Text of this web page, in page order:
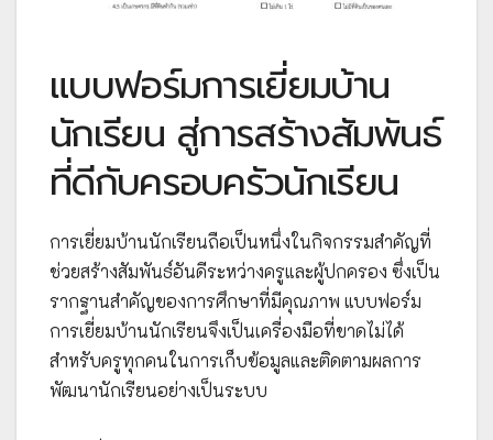
แบบฟอร์มการเยี่ยมบ้าน
นักเรียน สู่การสร้างสัมพันธ์
ที่ดีกับครอบครัวนักเรียน
การเยี่ยมบ้านนักเรียนถือเป็นหนึ่งในกิจกรรมสำคัญที่
ช่วยสร้างสัมพันธ์อันดีระหว่างครูและผู้ปกครอง ซึ่งเป็น
รากฐานสำคัญของการศึกษาที่มีคุณภาพ แบบฟอร์ม
การเยี่ยมบ้านนักเรียนจึงเป็นเครื่องมือที่ขาดไม่ได้
สำหรับครูทุกคนในการเก็บข้อมูลและติดตามผลการ
พัฒนานักเรียนอย่างเป็นระบบ